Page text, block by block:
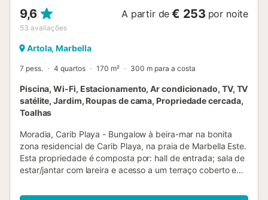
9,6
53 avaliações
A partir de € 253 por noite
Artola, Marbella
7 pess. 4 quartos 170 m² 300 m para a costa
Piscina, Wi-Fi, Estacionamento, Ar condicionado, TV, TV
satélite, Jardim, Roupas de cama, Propriedade cercada,
Toalhas
Moradia, Carib Playa - Bungalow à beira-mar na bonita
zona residencial de Carib Playa, na praia de Marbella Este.
Esta propriedade é composta por: hall de entrada; sala de
estar/jantar com lareira e acesso a um terraço coberto e
terraço; quarto principal com uma grande casa de banho